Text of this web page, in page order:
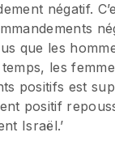
négatif.
que les
les
positifs est
positif
Israël.’